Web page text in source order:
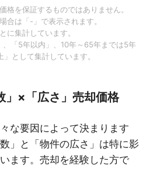
格を保証するものではありません。
合は「-」で表示されます。
に集計しています。
、「5年以内」、10年～65年までは5年
として集計しています。
」×「広さ」売却価格
な要因によって決まります
」と「物件の広さ」は特に影
ます。売却を経験した方で